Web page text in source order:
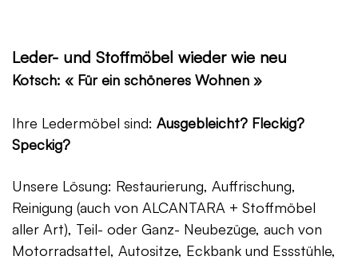
Leder- und Stoffmöbel wieder wie neu
Kotsch: « Für ein schöneres Wohnen »
Ihre Ledermöbel sind: Ausgebleicht? Fleckig?
Speckig?
Unsere Lösung: Restaurierung, Auffrischung,
Reinigung (auch von ALCANTARA + Stoffmöbel
aller Art), Teil- oder Ganz- Neubezüge, auch von
Motorradsattel, Autositze, Eckbank und Essstühle,